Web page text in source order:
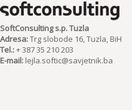
SoftConsulting s.p. Tuzla
Adresa:Trg slobode 16, Tuzla, BiH
Tel.:+ 387 35 210 203
E-mail: lejla.softic@savjetnik.ba